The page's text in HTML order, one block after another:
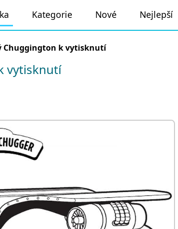
Kategorie Nové Nejlepší
Chuggington k vytisknutí
vytisknutí